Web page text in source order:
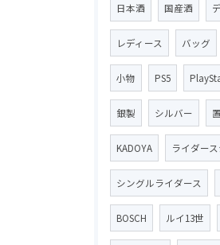
日本酒 国産酒
レディース バッグ
小物 PS5
銀製 シルバー
KADOYA ライダー
シングルライダース
BOSCH ルイ13世